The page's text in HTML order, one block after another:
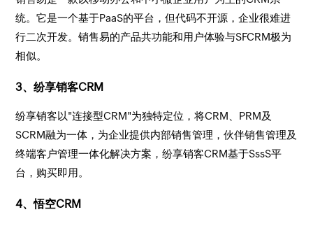
统。它是一个基于PaaS的平台，但代码不开源，企业很难进
行二次开发。销售易的产品共功能和用户体验与SFCRM极为
相似。
3、纷享销客CRM
纷享销客以"连接型CRM"为独特定位，将CRM、PRM及
SCRM融为一体，为企业提供内部销售管理，伙伴销售管理及
终端客户管理一体化解决方案，纷享销客CRM基于SssS平
台，购买即用。
4、悟空CRM